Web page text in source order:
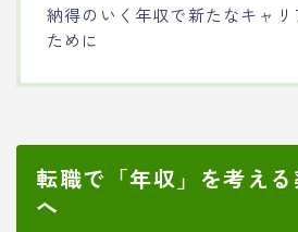
納得のいく年収で新たなキャリ
ために
転職で「年収」を考え
へ